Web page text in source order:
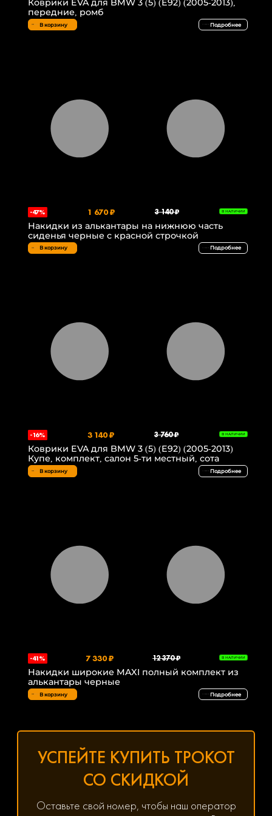
Коврики EVA для BMW 3 (5) (E92) (2005-2013),
передние, ромб
В корзину Подробнее
-47% 1 670 ₽ 3 140 ₽ В НАЛИЧИИ
Накидки из алькантары на нижнюю часть
сиденья черные с красной строчкой
В корзину Подробнее
-16% 3 140 ₽ 3 760 ₽ В НАЛИЧИИ
Коврики EVA для BMW 3 (5) (E92) (2005-2013)
Купе, комплект, салон 5-ти местный, сота
В корзину Подробнее
-41% 7 330 ₽ 12 370 ₽ В НАЛИЧИИ
Накидки широкие MAXI полный комплект из
алькантары черные
В корзину Подробнее
УСПЕЙТЕ КУПИТЬ ТРОКОТ
СО СКИДКОЙ
Оставьте свой номер, чтобы наш оператор